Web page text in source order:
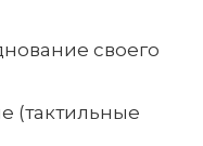
своего
(тактильные